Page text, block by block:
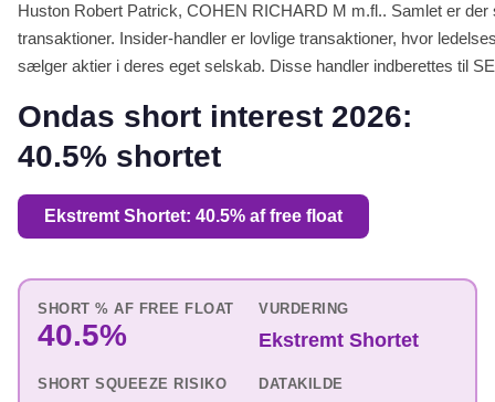
Huston Robert Patrick, COHEN RICHARD M m.fl.. Samlet er
transaktioner. Insider-handler er lovlige transaktioner, hvor
sælger aktier i deres eget selskab. Disse handler indberettes til
Ondas short interest 2026:
40.5% shortet
Ekstremt Shortet: 40.5% af free float
SHORT % AF FREE FLOAT
40.5%
VURDERING
Ekstremt Shortet
SHORT SQUEEZE RISIKO DATAKILDE